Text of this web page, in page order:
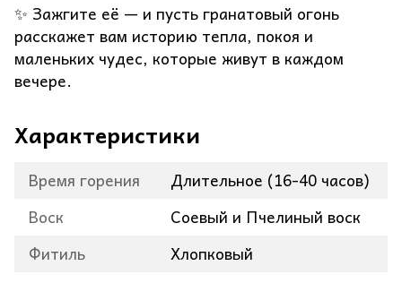
✨ Зажгите её — и пусть гранатовый огонь
расскажет вам историю тепла, покоя и
маленьких чудес, которые живут в каждом
вечере.
Характеристики
Время горения
Длительное (16-40 часов)
Воск
Соевый и Пчелиный воск
Фитиль
Хлопковый